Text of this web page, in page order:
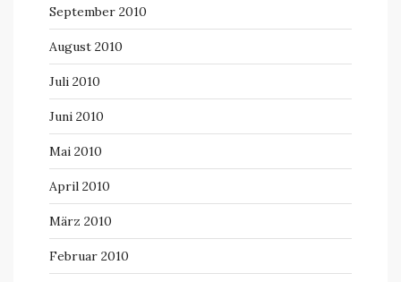
September 2010
August 2010
Juli 2010
Juni 2010
Mai 2010
April 2010
März 2010
Februar 2010